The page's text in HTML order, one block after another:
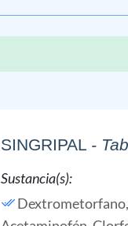
SINGRIPAL -
Sustancia(s):
Dextrometorfano,